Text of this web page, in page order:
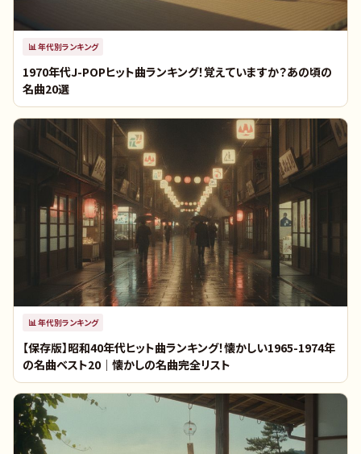
📊年代別ランキング
1970年代J-POPヒット曲ランキング！覚えていますか？あの頃の
名曲20選
📊年代別ランキング
【保存版】昭和40年代ヒット曲ランキング！懐かしい1965-1974年
の名曲ベスト20｜懐かしの名曲完全リスト